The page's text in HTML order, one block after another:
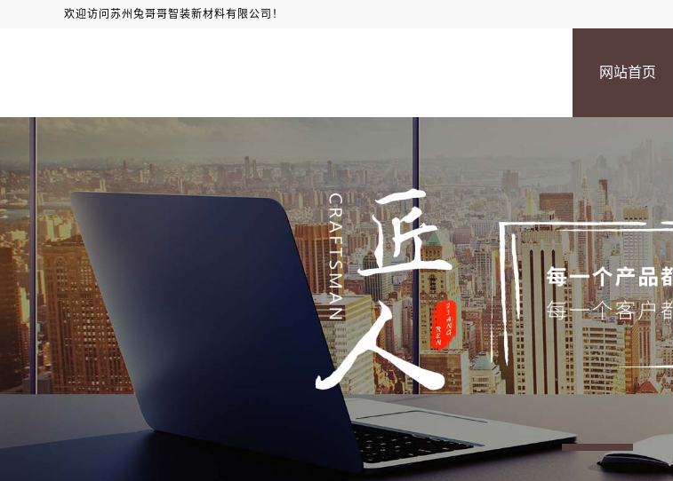
欢迎访问苏州兔哥哥智装新材料有限公司！
网站首页